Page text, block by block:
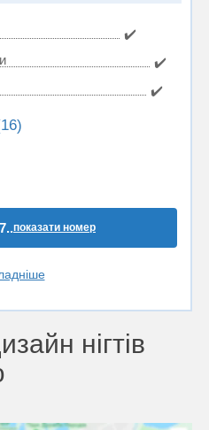
✔️
✔️
✔️
показати номер
нігтів